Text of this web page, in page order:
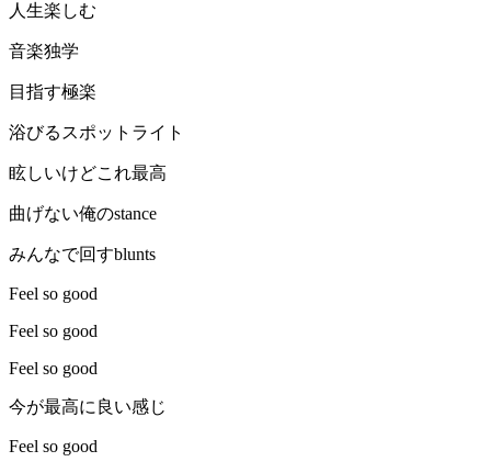
人生楽しむ
音楽独学
目指す極楽
浴びるスポットライト
眩しいけどこれ最高
曲げない俺のstance
みんなで回すblunts
Feel so good
Feel so good
Feel so good
今が最高に良い感じ
Feel so good